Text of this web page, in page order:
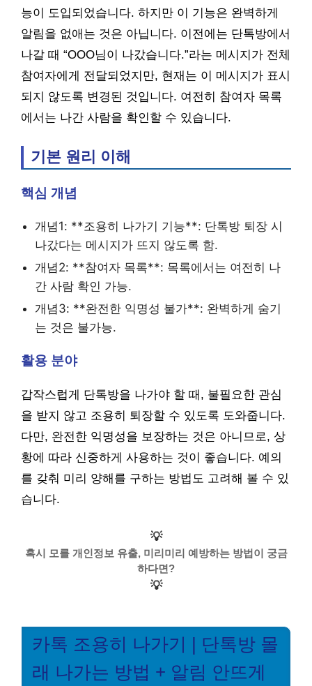
능이 도입되었습니다. 하지만 이 기능은 완벽하게
알림을 없애는 것은 아닙니다. 이전에는 단톡방에서
나갈 때 “OOO님이 나갔습니다.”라는 메시지가 전체
참여자에게 전달되었지만, 현재는 이 메시지가 표시
되지 않도록 변경된 것입니다. 여전히 참여자 목록
에서는 나간 사람을 확인할 수 있습니다.
기본 원리 이해
핵심 개념
개념1: **조용히 나가기 기능**: 단톡방 퇴장 시
나갔다는 메시지가 뜨지 않도록 함.
개념2: **참여자 목록**: 목록에서는 여전히 나
간 사람 확인 가능.
개념3: **완전한 익명성 불가**: 완벽하게 숨기
는 것은 불가능.
활용 분야
갑작스럽게 단톡방을 나가야 할 때, 불필요한 관심
을 받지 않고 조용히 퇴장할 수 있도록 도와줍니다.
다만, 완전한 익명성을 보장하는 것은 아니므로, 상
황에 따라 신중하게 사용하는 것이 좋습니다. 예의
를 갖춰 미리 양해를 구하는 방법도 고려해 볼 수 있
습니다.
💡
혹시 모를 개인정보 유출, 미리미리 예방하는 방법이 궁금
하다면?
💡
카톡 조용히 나가기 | 단톡방 몰
래 나가는 방법 + 알림 안뜨게